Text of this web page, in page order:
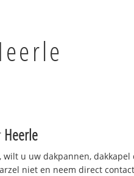
Heerle
u uw dakpannen, dakkapel
niet en neem direct